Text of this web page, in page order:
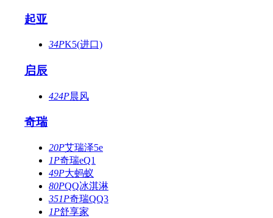
起亚
34PK5(进口)
启辰
424P晨风
奇瑞
20P艾瑞泽5e
1P奇瑞eQ1
49P大蚂蚁
80PQQ冰淇淋
351P奇瑞QQ3
1P舒享家